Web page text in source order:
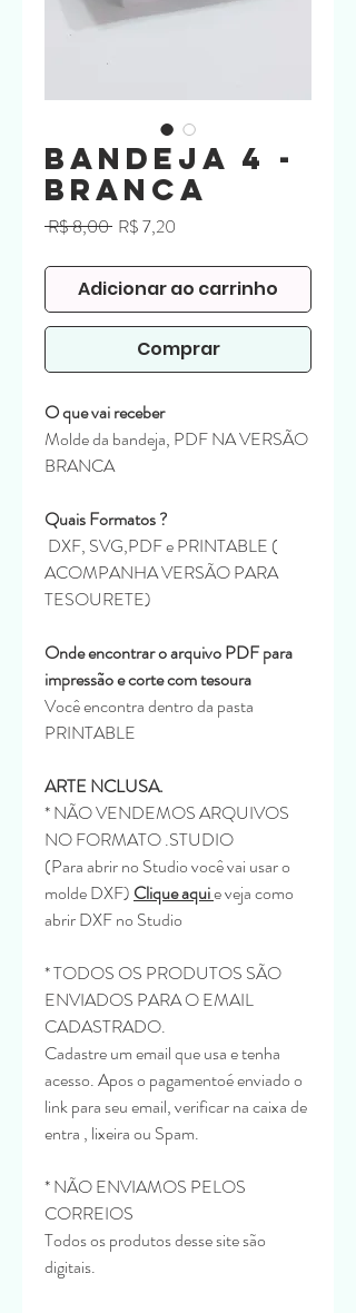
Bandeja 4 -
BRANCA
R$ 8,00 Preço
R$ 7,20
Adicionar ao carrinho
Comprar
O que vai receber
Molde da bandeja, PDF NA VERSÃO
BRANCA
Quais Formatos ?
DXF, SVG,PDF e PRINTABLE (
ACOMPANHA VERSÃO PARA
TESOURETE)
Onde encontrar o arquivo PDF para
impressão e corte com tesoura
Você encontra dentro da pasta
PRINTABLE
ARTE NCLUSA.
* NÃO VENDEMOS ARQUIVOS
NO FORMATO .STUDIO
(Para abrir no Studio você vai usar o
molde DXF) Clique aquie veja como
abrir DXF no Studio
* TODOS OS PRODUTOS SÃO
ENVIADOS PARA O EMAIL
CADASTRADO.
Cadastre um email que usa e tenha
acesso. Apos o pagamentoé enviado o
link para seu email, verificar na caixa de
entra , lixeira ou Spam.
* NÃO ENVIAMOS PELOS
CORREIOS
Todos os produtos desse site são
digitais.